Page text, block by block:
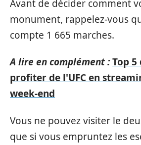
Avant de décider comment
monument, rappelez-vous
compte 1 665 marches.
A lire en complément :Top 5
profiter de l'UFC en
week-end
Vous ne pouvez visiter le
que si vous empruntez les